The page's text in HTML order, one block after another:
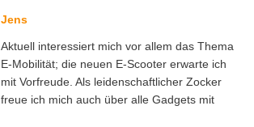
Jens
Aktuell interessiert mich vor allem das Thema
E-Mobilität; die neuen E-Scooter erwarte ich
mit Vorfreude. Als leidenschaftlicher Zocker
freue ich mich auch über alle Gadgets mit